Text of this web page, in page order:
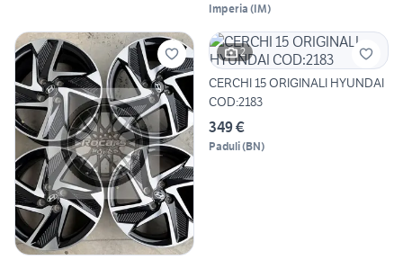
Imperia (IM)
2
CERCHI 15 ORIGINALI HYUNDAI
COD:2183
349 €
Paduli(BN)